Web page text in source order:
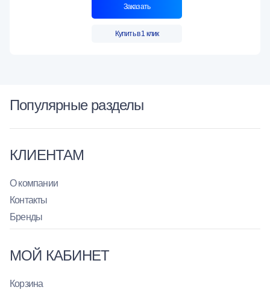
Заказать
Купить в 1 клик
Популярные разделы
КЛИЕНТАМ
О компании
Контакты
Бренды
МОЙ КАБИНЕТ
Корзина